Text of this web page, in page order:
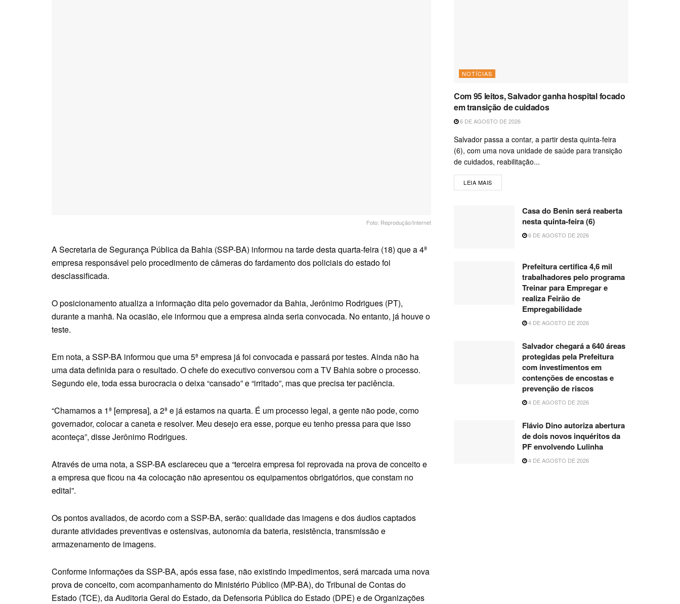
Foto: Reprodução/Internet
A Secretaria de Segurança Pública da Bahia (SSP-BA) informou na tarde desta quarta-feira (18) que a 4ª
empresa responsável pelo procedimento de câmeras do fardamento dos policiais do estado foi
desclassificada.
O posicionamento atualiza a informação dita pelo governador da Bahia, Jerônimo Rodrigues (PT),
durante a manhã. Na ocasião, ele informou que a empresa ainda seria convocada. No entanto, já houve o
teste.
Em nota, a SSP-BA informou que uma 5ª empresa já foi convocada e passará por testes. Ainda não ha
uma data definida para o resultado. O chefe do executivo conversou com a TV Bahia sobre o processo.
Segundo ele, toda essa burocracia o deixa “cansado” e “irritado”, mas que precisa ter paciência.
“Chamamos a 1ª [empresa], a 2ª e já estamos na quarta. É um processo legal, a gente não pode, como
governador, colocar a caneta e resolver. Meu desejo era esse, porque eu tenho pressa para que isso
aconteça”, disse Jerônimo Rodrigues.
Através de uma nota, a SSP-BA esclareceu que a “terceira empresa foi reprovada na prova de conceito e
a empresa que ficou na 4a colocação não apresentou os equipamentos obrigatórios, que constam no
edital”.
Os pontos avaliados, de acordo com a SSP-BA, serão: qualidade das imagens e dos áudios captados
durante atividades preventivas e ostensivas, autonomia da bateria, resistência, transmissão e
armazenamento de imagens.
Conforme informações da SSP-BA, após essa fase, não existindo impedimentos, será marcada uma nova
prova de conceito, com acompanhamento do Ministério Público (MP-BA), do Tribunal de Contas do
Estado (TCE), da Auditoria Geral do Estado, da Defensoria Pública do Estado (DPE) e de Organizações
NOTÍCIAS
Com 95 leitos, Salvador ganha hospital focado
em transição de cuidados
6 DE AGOSTO DE 2026
Salvador passa a contar, a partir desta quinta-feira
(6), com uma nova unidade de saúde para transição
de cuidados, reabilitação...
LEIA MAIS
Casa do Benin será reaberta
nesta quinta-feira (6)
6 DE AGOSTO DE 2026
Prefeitura certifica 4,6 mil
trabalhadores pelo programa
Treinar para Empregar e
realiza Feirão de
Empregabilidade
4 DE AGOSTO DE 2026
Salvador chegará a 640 áreas
protegidas pela Prefeitura
com investimentos em
contenções de encostas e
prevenção de riscos
4 DE AGOSTO DE 2026
Flávio Dino autoriza abertura
de dois novos inquéritos da
PF envolvendo Lulinha
4 DE AGOSTO DE 2026